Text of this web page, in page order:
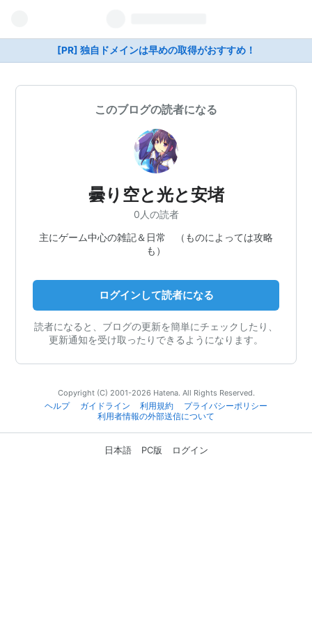
[PR] 独自ドメインは早めの取得がおすすめ！
このブログの読者になる
曇り空と光と安堵
0人の読者
主にゲーム中心の雑記＆日常 （ものによっては攻略
も）
ログインして読者になる
読者になると、ブログの更新を簡単にチェックしたり、
更新通知を受け取ったりできるようになります。
Copyright (C) 2001-2026 Hatena. All Rights Reserved.
ヘルプ
ガイドライン 利用規約
プライバシーポリシー
利用者情報の外部送信について
日本語 PC版 ログイン